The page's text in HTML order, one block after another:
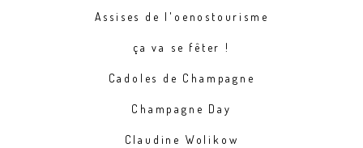
Assises de l'oenostourisme
ça va se fêter !
Cadoles de Champagne
Champagne Day
Claudine Wolikow